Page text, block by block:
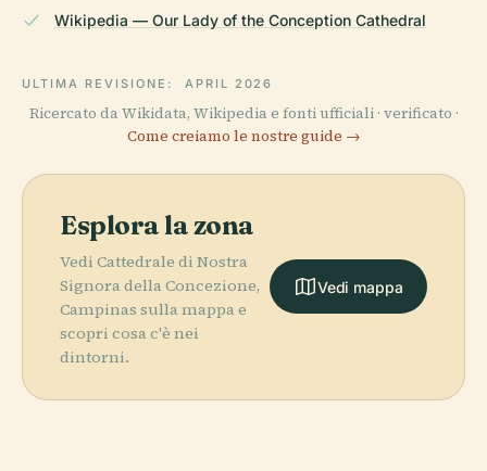
Wikipedia — Our Lady of the Conception Cathedral
ULTIMA REVISIONE: APRIL 2026
Ricercato da Wikidata, Wikipedia e fonti ufficiali · verificato ·
Come creiamo le nostre guide →
Esplora la zona
Vedi Cattedrale di Nostra
Signora della Concezione,
Campinas sulla mappa e
scopri cosa c'è nei
dintorni.
Vedi mappa